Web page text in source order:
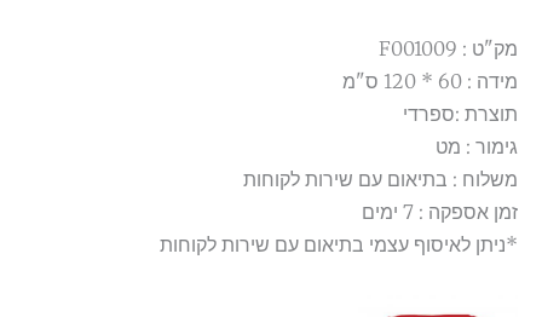
מק"ט : F001009
מידה : 60 * 120 ס"מ
תוצרת :ספרדי
גימור : מט
משלוח : בתיאום עם שירות לקוחות
זמן אספקה : 7 ימים
*ניתן לאיסוף עצמי בתיאום עם שירות לקוחות